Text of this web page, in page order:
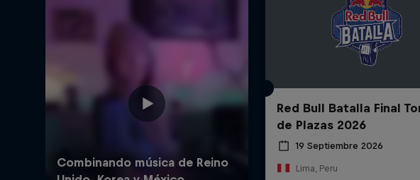
Red Bull Batalla Final
de Plazas 2026
19 Septiembre 2026
Lima, Peru